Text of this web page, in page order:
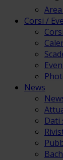
Corsi /
Corsi
News
Dati